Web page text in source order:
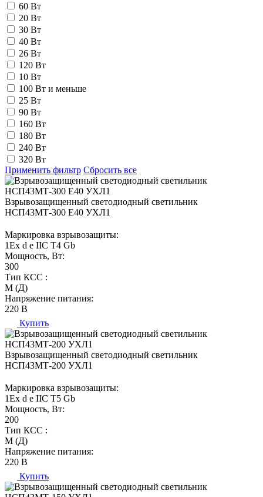
60 Вт
20 Вт
30 Вт
40 Вт
26 Вт
120 Вт
10 Вт
100 Вт и меньше
25 Вт
90 Вт
160 Вт
180 Вт
240 Вт
320 Вт
Применить фильтр Сбросить все
Взрывозащищенный светодиодный светильник
НСП43МТ-300 Е40 УХЛ1
Маркировка взрывозащиты:
1Ех d е IIC T4 Gb
Мощность, Вт:
300
Тип КСС :
М (Д)
Напряжение питания:
220 В
Купить
Взрывозащищенный светодиодный светильник
НСП43МТ-200 УХЛ1
Маркировка взрывозащиты:
1Ех d е IIC T5 Gb
Мощность, Вт:
200
Тип КСС :
М (Д)
Напряжение питания:
220 В
Купить